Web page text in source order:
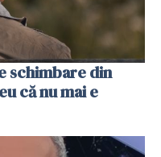
schimbare din
că nu mai e